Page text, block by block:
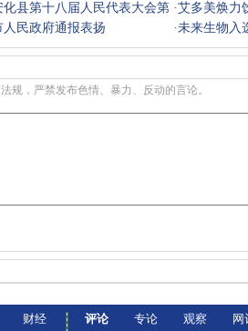
县第十八届人民代表大会第 ·艾多美焕力
民政府通报表扬 ·未来生物入
规，严禁发布色情、暴力、反动的言论。
财经
评论
专论
观察
网